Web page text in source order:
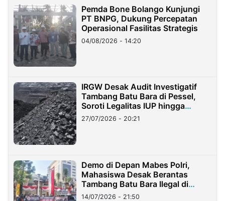
Pemda Bone Bolango Kunjungi
PT BNPG, Dukung Percepatan
Operasional Fasilitas Strategis
04/08/2026 - 14:20
IRGW Desak Audit Investigatif
Tambang Batu Bara di Pessel,
Soroti Legalitas IUP hingga
Stockpile
27/07/2026 - 20:21
Demo di Depan Mabes Polri,
Mahasiswa Desak Berantas
Tambang Batu Bara Ilegal di
Lampung
14/07/2026 - 21:50